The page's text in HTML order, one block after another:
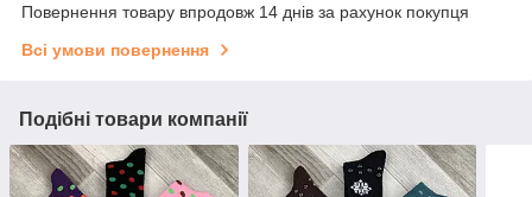
Повернення товару впродовж 14 днів за рахунок покупця
Всі умови повернення
Подібні товари компанії